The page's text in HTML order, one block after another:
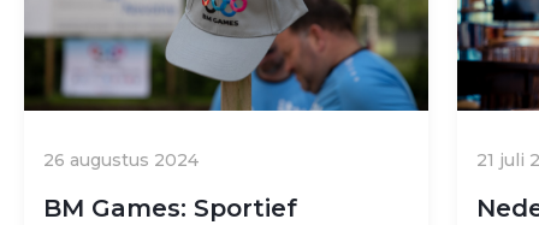
26 augustus 2024
BM Games: Sportief
21 juli